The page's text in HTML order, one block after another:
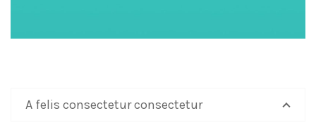
A felis consectetur consectetur